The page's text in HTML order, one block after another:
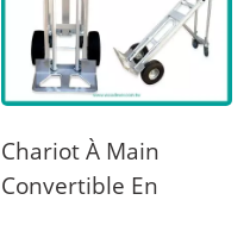
Chariot À Main
Convertible En